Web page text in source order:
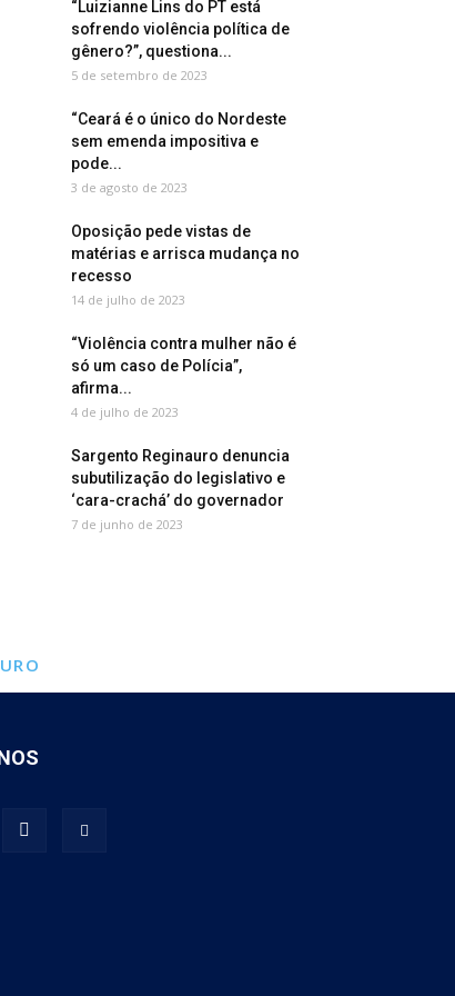
“Luizianne Lins do PT está
sofrendo violência política de
gênero?”, questiona...
5 de setembro de 2023
“Ceará é o único do Nordeste
sem emenda impositiva e
pode...
3 de agosto de 2023
Oposição pede vistas de
matérias e arrisca mudança no
recesso
14 de julho de 2023
“Violência contra mulher não é
só um caso de Polícia”,
afirma...
4 de julho de 2023
Sargento Reginauro denuncia
subutilização do legislativo e
‘cara-crachá’ do governador
7 de junho de 2023